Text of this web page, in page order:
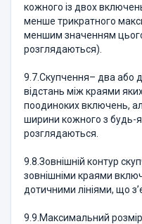
кожного із двох
менше трикратного
меншим зна­ченням
розглядаються).
9.7.Скупчення– два або
відстань між краями
поодиноких включень,
ширини кожного з будь-
розглядаються.
9.8.Зовнішній контур
зовнішніми краями
дотичними лініями, що
9.9.Максимальний